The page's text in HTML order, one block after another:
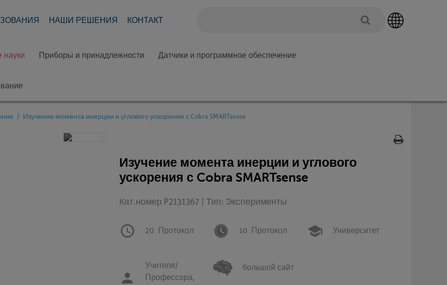
НАШИ РЕШЕНИЯ КОНТАКТ
науки Приборы и принадлежности Датчики и программное обеспечение
Изучение момента инерции и углового ускорения с Cobra SMARTsense
Изучение момента инерции и углового
ускорения с Cobra SMARTsense
Кат.номер P2131367 | Тип: Эксперименты
20 Протокол 10 Протокол Университет
Учителя/
Профессора,
большой сайт